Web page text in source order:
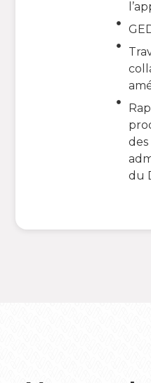
des
du